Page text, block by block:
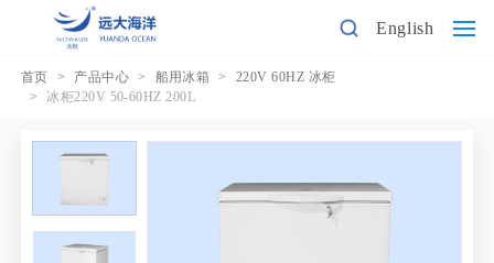
English
首页 产品中心 船用冰箱
220V 60HZ 冰柜
冰柜220V 50-60HZ 200L